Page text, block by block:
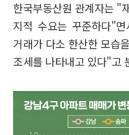
한국부동산원 관계자는 "
지적 수요는 꾸준하다"
거래가 다소 한산한 모습
조세를 나타내고 있다"고